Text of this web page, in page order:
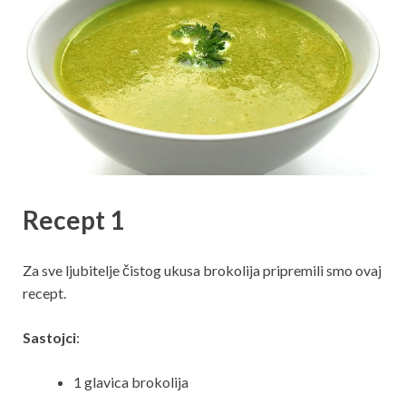
Recept 1
Za sve ljubitelje čistog ukusa brokolija pripremili smo ovaj
recept.
Sastojci:
1 glavica brokolija